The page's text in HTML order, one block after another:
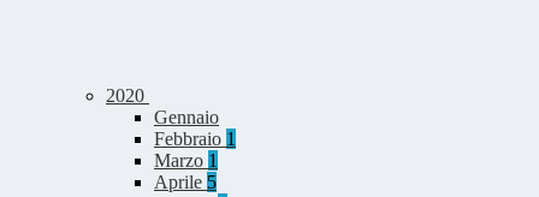
2020
Gennaio
Febbraio 1
Marzo 1
Aprile 5